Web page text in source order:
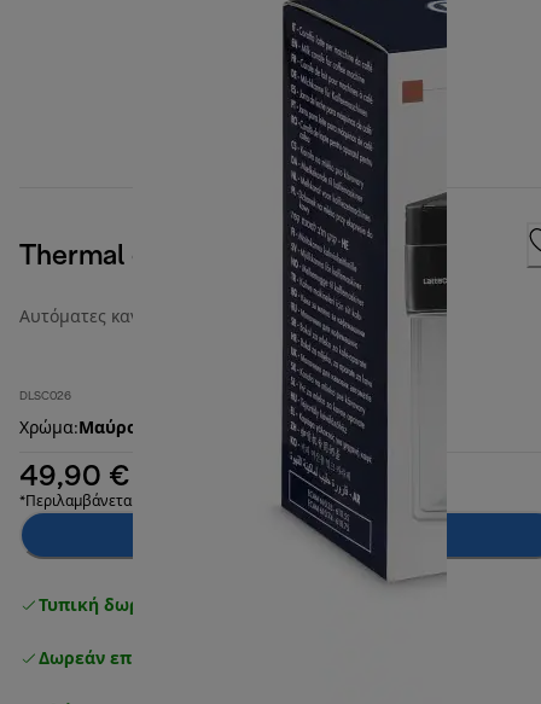
Thermal double wall Milk Jug
Αυτόματες κανάτες γάλακτος
DLSC026
Χρώμα: Μαύρο
49,90 €
*Περιλαμβάνεται ΦΠΑ
Προσθήκη στο καλάθι
Τυπική δωρεάν παράδοση
Δωρεάν επιστροφές